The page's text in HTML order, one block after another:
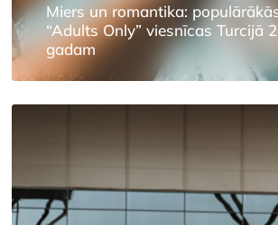
Miers un romantika:
“Adults Only” viesnīcas Turcijā
gadam